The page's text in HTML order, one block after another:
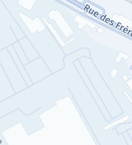
voiture sans permis)